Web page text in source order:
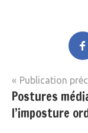
Livres
Navigation
de
l’article
Publication
Postures
l’imposture